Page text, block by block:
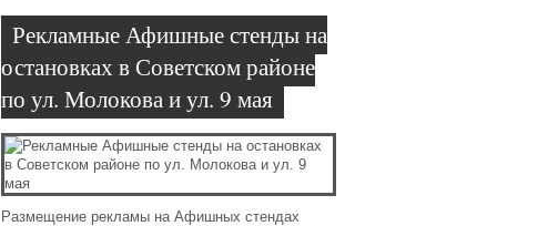
Рекламные Афишные стенды на
остановках в Советском районе
по ул. Молокова и ул. 9 мая
Размещение рекламы на Афишных стендах